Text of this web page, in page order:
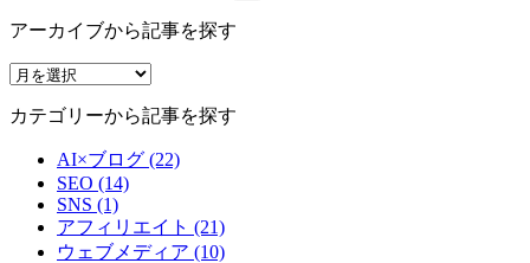
アーカイブから記事を探す
ア
カ
カテゴリーから記事を探す
AI×ブログ (22)
SEO (14)
SNS (1)
アフィリエイト (21)
ウェブメディア (10)